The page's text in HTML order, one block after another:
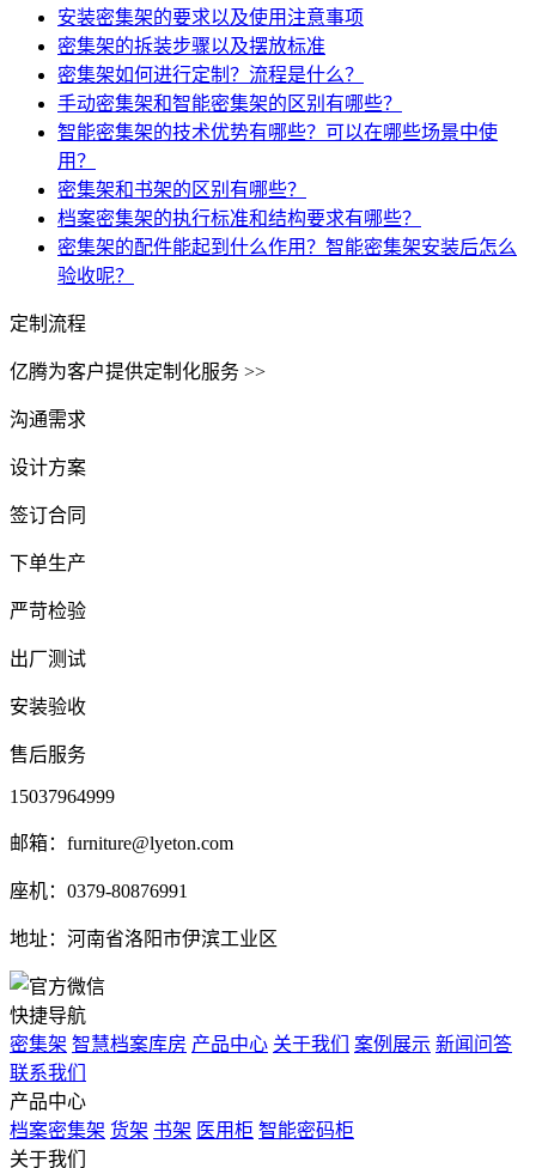
安装密集架的要求以及使用注意事项
密集架的拆装步骤以及摆放标准
密集架如何进行定制？流程是什么？
手动密集架和智能密集架的区别有哪些？
智能密集架的技术优势有哪些？可以在哪些场景中使
用？
密集架和书架的区别有哪些？
档案密集架的执行标准和结构要求有哪些？
密集架的配件能起到什么作用？智能密集架安装后怎么
验收呢？
定制流程
亿腾为客户提供定制化服务 >>
沟通需求
设计方案
签订合同
下单生产
严苛检验
出厂测试
安装验收
售后服务
15037964999
邮箱：furniture@lyeton.com
座机：0379-80876991
地址：河南省洛阳市伊滨工业区
快捷导航
密集架 智慧档案库房 产品中心 关于我们 案例展示 新闻问答
联系我们
产品中心
档案密集架 货架 书架 医用柜 智能密码柜
关于我们